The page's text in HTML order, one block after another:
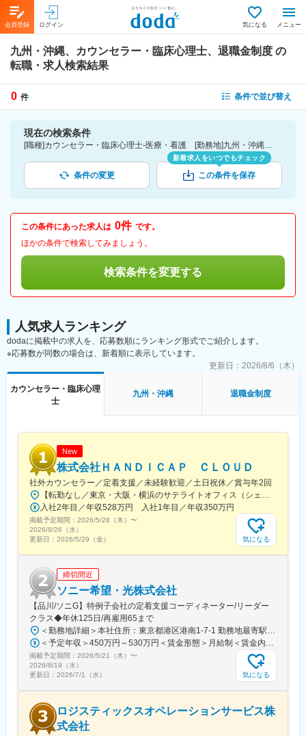
会員登録 ログイン 気になる メニュー
九州・沖縄、カウンセラー・臨床心理士、退職金制度 の
転職・求人検索結果
0 件 条件で並び替え
現在の検索条件
[職種]カウンセラー・臨床心理士-医療・看護 [勤務地]九州・沖縄 [詳細条件](待遇・福利厚生)退職金制度
条件の変更
新着求人をいつでもチェック
この条件を保存
この条件にあった求人は 0件 です。
ほかの条件で検索してみましょう。
検索条件を変更する
人気求人ランキング
dodaに掲載中の求人を、応募数順にランキング形式でご紹介します。
※応募数が同数の場合は、新着順に表示しています。
更新日： 2026/8/6（木）
カウンセラー・臨床心理
士
九州・沖縄 退職金制度
New
株式会社ＨＡＮＤＩＣＡＰ ＣＬＯＵＤ
社外カウンセラー／定着支援／未経験歓迎／土日祝休／賞与年2回
【転勤なし／東京・大阪・横浜のサテライトオフィス（シェアオフィス）／駅チカの好立地】＜東京拠点＞東京都新宿区西新宿8-14-24 西新宿KFビル 4階▼アクセス東京メトロ丸ノ内線「西新宿駅」より徒歩3分都営大江戸線「都庁前駅」より徒歩9分東京メトロ丸ノ内線「新宿駅」より徒歩10分＜大阪拠点＞大阪府大阪市北区梅田三丁目4番5号 毎日インテシオビル11階▼アクセスJR「大阪駅」桜橋口より徒歩7分（地下通路直結）大阪メトロ四つ橋線「西梅田駅」徒歩3分（地下通路直結）JR「福島駅」より徒歩5分＜横浜拠点＞神奈川県横浜市西区花咲町7丁目150 ウエインズ&イッセイ横浜ビル6階▼アクセスJR「横浜駅」より徒歩12分ブルーライン 「高島町駅」より徒歩4分京急本線「戸部駅」より徒歩8分
入社2年目／年収528万円 入社1年目／年収350万円
掲載予定期間： 2026/5/28（木） 〜
2026/8/26（水）
更新日： 2026/5/29（金） 気になる
締切間近
ソニー希望・光株式会社
【品川/ソニG】特例子会社の定着支援コーディネーター/リーダー
クラス◆年休125日/再雇用65まで
＜勤務地詳細＞本社住所：東京都港区港南1-7-1 勤務地最寄駅：JR山手線／品川駅受動喫煙対策：敷地内全面禁煙変更の範囲：会社の定める事業所
＜予定年収＞450万円～530万円＜賃金形態＞月給制＜賃金内訳＞月額（基本給）：269,000円～330,000円＜月給＞269,000円～330,000円＜昇給有無＞有＜残業手当＞有＜給与補足＞※記載の年収には、平均残業時間（20時間分）相当の残業手当を含んでいます。※残業手当は固定ではなく、実際の残業時間に応じて1分単位で支給されるため、支給額は前後する可能性があります。※賞与実績：年2回（6、12月）賃金はあくまでも目安の金額であり、選考を通じて上下する可能性があります。月給(月額)は固定手当を含めた表記です。
掲載予定期間： 2026/5/21（木） 〜
2026/8/19（水）
更新日： 2026/7/1（水） 気になる
ロジスティックスオペレーションサービス株
式会社